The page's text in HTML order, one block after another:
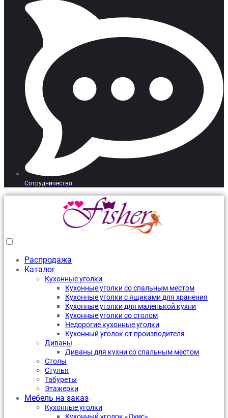
Сотрудничество
Распродажа
Каталог
Кухонные уголки
Кухонные уголки со спальным местом
Кухонные уголки с ящиками для хранения
Кухонные уголки для маленькой кухни
Кухонные уголки со столом
Недорогие кухонные уголки
Кухонный уголок от производителя
Диваны
Диваны для кухни со спальным местом
Столы
Стулья
Табуреты
Этажерки
Мебель на заказ
Кухонные уголки